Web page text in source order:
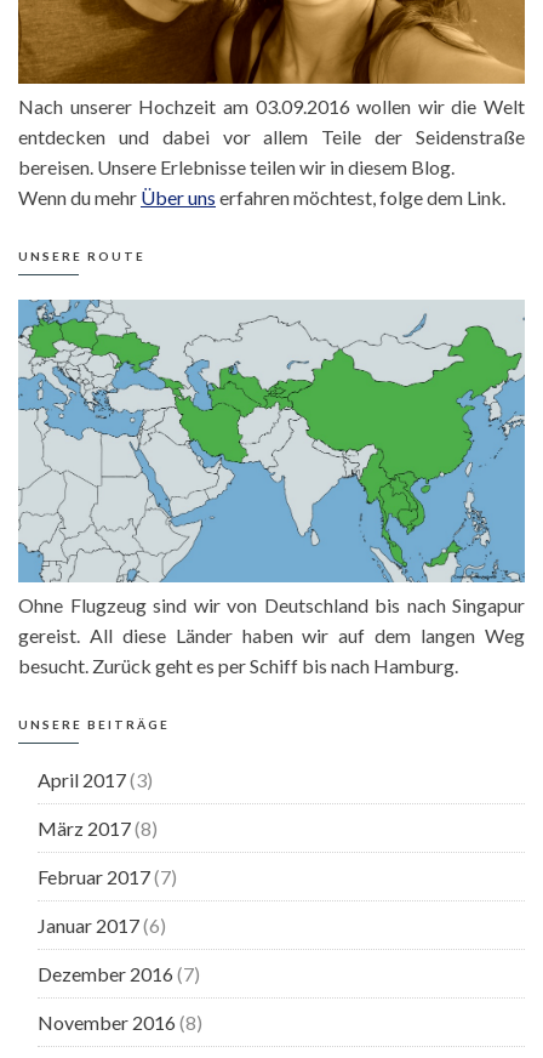
Nach unserer Hochzeit am 03.09.2016 wollen wir die Welt
entdecken und dabei vor allem Teile der Seidenstraße
bereisen. Unsere Erlebnisse teilen wir in diesem Blog.
Wenn du mehr Über uns erfahren möchtest, folge dem Link.
UNSERE ROUTE
Ohne Flugzeug sind wir von Deutschland bis nach Singapur
gereist. All diese Länder haben wir auf dem langen Weg
besucht. Zurück geht es per Schiff bis nach Hamburg.
UNSERE BEITRÄGE
April 2017(3)
März 2017(8)
Februar 2017(7)
Januar 2017(6)
Dezember 2016 (7)
November 2016 (8)